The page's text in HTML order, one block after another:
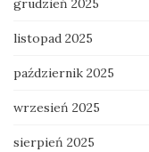
grudzień 2025
listopad 2025
październik 2025
wrzesień 2025
sierpień 2025